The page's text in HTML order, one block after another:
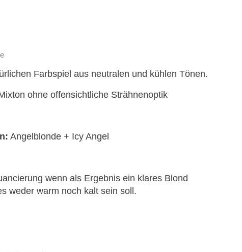
€
Farbspiel aus neutralen und kühlen Tönen.
ohne offensichtliche Strähnenoptik
Angelblonde + Icy Angel
wenn als Ergebnis ein klares Blond
weder warm noch kalt sein soll.